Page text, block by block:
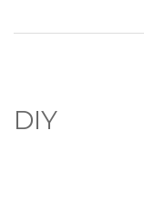
DIY